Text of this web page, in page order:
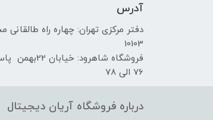
آدرس
دفتر مرکزی تهران: چهاره راه طالقانی
10103
فروشگاه شاهرود:
76 الی 78
درباره فروشگاه آریان دیجیتال